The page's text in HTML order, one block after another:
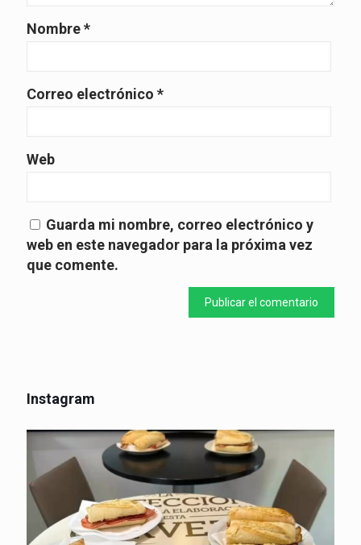
Nombre*
Correo electrónico *
Web
Guarda mi nombre, correo electrónico y
web en este navegador para la próxima vez
que comente.
Instagram